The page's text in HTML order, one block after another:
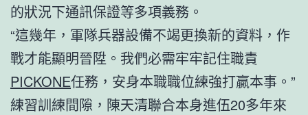
的狀況下通訊保證等多項義務。
“這幾年，軍隊兵器設備不竭更換新的資料，作
戰才能顯明晉陞。我們必需牢牢記住職責
PICKONE任務，安身本職職位練強打贏本事。”
練習訓練間隙，陳天清聯合本身進伍20多年來